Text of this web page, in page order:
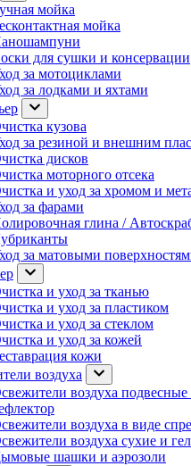
мойка
мойка
для сушки и консервации
за мотоциклами
за лодками и яхтами
кузова
за резиной и внешним
дисков
моторного отсека
и уход за хромом и
за фарами
глина /
за матовыми
и уход за тканью
и уход за пластиком
и уход за стеклом
и уход за кожей
кожи
воздуха
воздуха подвесные
воздуха в виде
воздуха сухие и
шашки и аэрозоли